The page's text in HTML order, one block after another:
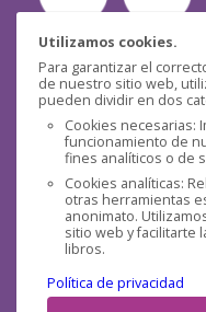
Utilizamos cookies.
Para garantizar el
de nuestro sitio web,
pueden dividir en dos
Cookies necesarias:
funcionamiento de
fines analíticos o de
Cookies analíticas:
otras herramientas
anonimato.
sitio web y facilitarte
libros.
Política de privacidad